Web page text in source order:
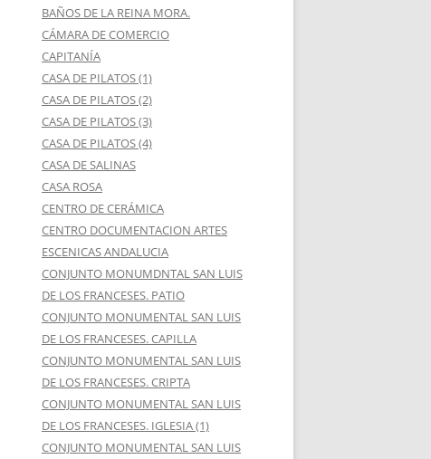
BAÑOS DE LA REINA MORA.
CÁMARA DE COMERCIO
CAPITANÍA
CASA DE PILATOS (1)
CASA DE PILATOS (2)
CASA DE PILATOS (3)
CASA DE PILATOS (4)
CASA DE SALINAS
CASA ROSA
CENTRO DE CERÁMICA
CENTRO DOCUMENTACION ARTES
ESCENICAS ANDALUCIA
CONJUNTO MONUMDNTAL SAN LUIS
DE LOS FRANCESES. PATIO
CONJUNTO MONUMENTAL SAN LUIS
DE LOS FRANCESES. CAPILLA
CONJUNTO MONUMENTAL SAN LUIS
DE LOS FRANCESES. CRIPTA
CONJUNTO MONUMENTAL SAN LUIS
DE LOS FRANCESES. IGLESIA (1)
CONJUNTO MONUMENTAL SAN LUIS